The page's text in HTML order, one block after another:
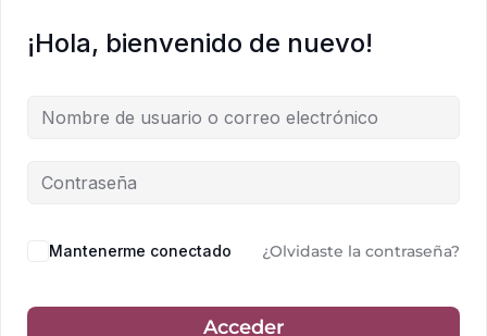
¡Hola, bienvenido de nuevo!
Mantenerme conectado ¿Olvidaste la contraseña?
Acceder